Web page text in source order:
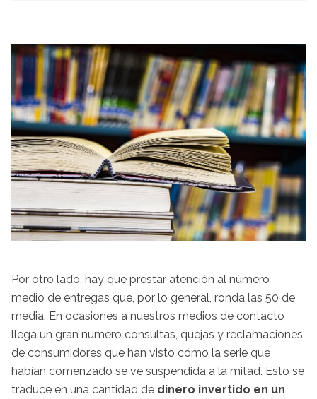
Por otro lado, hay que prestar atención al número
medio de entregas que, por lo general, ronda las 50 de
media. En ocasiones a nuestros medios de contacto
llega un gran número consultas, quejas y reclamaciones
de consumidores que han visto cómo la serie que
habían comenzado se ve suspendida a la mitad. Esto se
traduce en una cantidad de dinero invertido en un